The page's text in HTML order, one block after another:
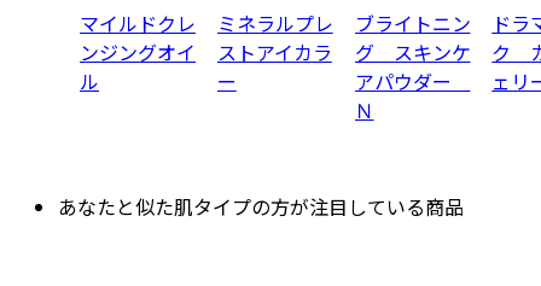
マイルドクレ
ンジングオイ
ル
ミネラルプレ
ストアイカラ
ー
ブライトニン
グ スキンケ
アパウダー
Ｎ
ドラ
ク
ェ
あなたと似た肌タイプの方が注目している商品